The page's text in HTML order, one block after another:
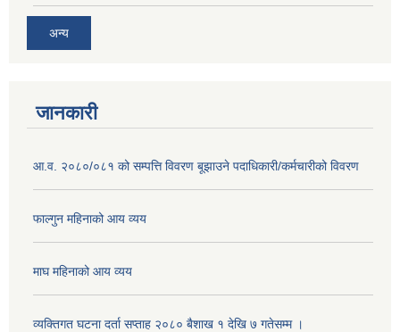
अन्य
जानकारी
आ.व. २०८०/०८१ को सम्पत्ति विवरण बूझाउने पदाधिकारी/कर्मचारीको विवरण
फाल्गुन महिनाको आय व्यय
माघ महिनाको आय व्यय
व्यक्तिगत घटना दर्ता सप्ताह २०८० बैशाख १ देखि ७ गतेसम्म ।